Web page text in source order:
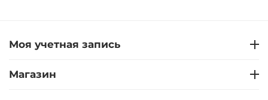
позволяют готовить полноценные блюда прямо
на берегу. В ассортименте — также щипцы,
стартеры и другие полезные мелочи.
Моя учетная запись
Магазин